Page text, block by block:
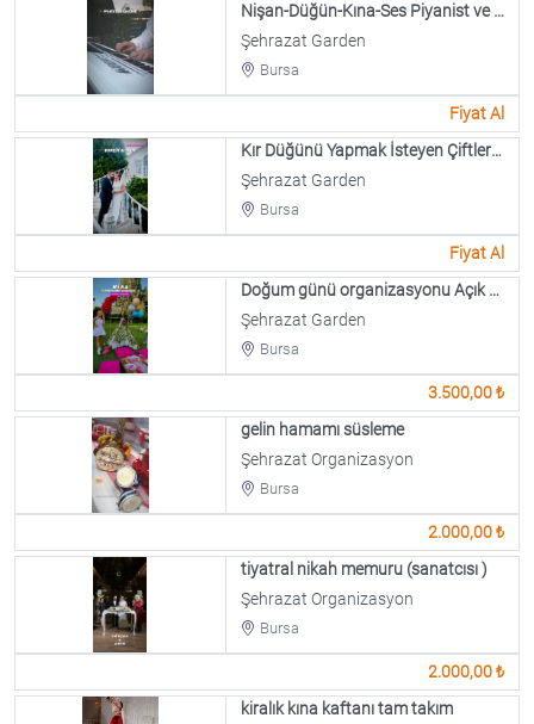
Nişan-Düğün-Kına-Ses Piyanist ve Müzisyen
Şehrazat Garden
Bursa
Fiyat Al
Kır Düğünü Yapmak İsteyen Çiftlerimiz için
Şehrazat Garden
Bursa
Fiyat Al
Doğum günü organizasyonu Açık Alan
Şehrazat Garden
Bursa
3.500,00 ₺
gelin hamamı süsleme
Şehrazat Organizasyon
Bursa
2.000,00 ₺
tiyatral nikah memuru (sanatcısı )
Şehrazat Organizasyon
Bursa
2.000,00 ₺
kiralık kına kaftanı tam takım